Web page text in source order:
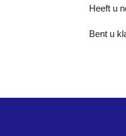
Heeft u
Bent u